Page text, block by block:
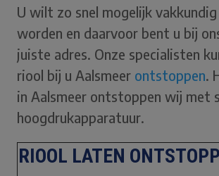
U wilt zo snel mogelijk vakkundig
worden en daarvoor bent u bij
juiste adres. Onze specialisten
riool bij u Aalsmeer ontstoppen.
in Aalsmeer ontstoppen wij met
hoogdrukapparatuur.
RIOOL LATEN